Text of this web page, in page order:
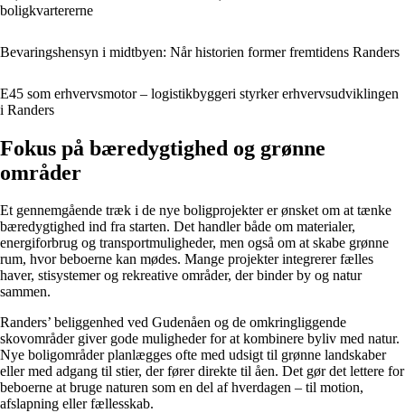
boligkvartererne
Bevaringshensyn i midtbyen: Når historien former fremtidens Randers
E45 som erhvervsmotor – logistikbyggeri styrker erhvervsudviklingen
i Randers
Fokus på bæredygtighed og grønne
områder
Et gennemgående træk i de nye boligprojekter er ønsket om at tænke
bæredygtighed ind fra starten. Det handler både om materialer,
energiforbrug og transportmuligheder, men også om at skabe grønne
rum, hvor beboerne kan mødes. Mange projekter integrerer fælles
haver, stisystemer og rekreative områder, der binder by og natur
sammen.
Randers’ beliggenhed ved Gudenåen og de omkringliggende
skovområder giver gode muligheder for at kombinere byliv med natur.
Nye boligområder planlægges ofte med udsigt til grønne landskaber
eller med adgang til stier, der fører direkte til åen. Det gør det lettere for
beboerne at bruge naturen som en del af hverdagen – til motion,
afslapning eller fællesskab.